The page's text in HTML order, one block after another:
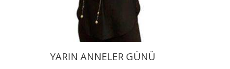
YARIN ANNELER GÜNÜ